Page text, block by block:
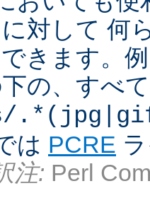
対して 何
きます。
の、すべ
は PCRE
注: Perl